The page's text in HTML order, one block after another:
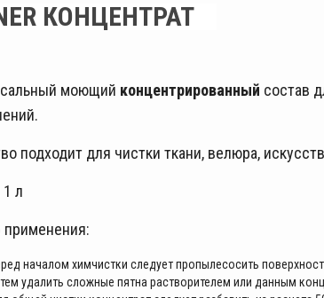
КОНЦЕНТРАТ
моющий концентрированный состав
подходит для чистки ткани, велюра,
л
применения:
началом химчистки следует пропылесосить
удалить сложные пятна растворителем или данным